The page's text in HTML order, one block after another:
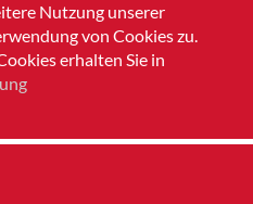
Nutzung unserer
von Cookies zu.
erhalten Sie in